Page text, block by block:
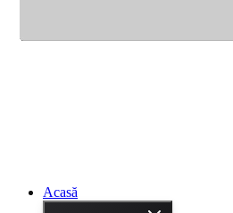
Acasă